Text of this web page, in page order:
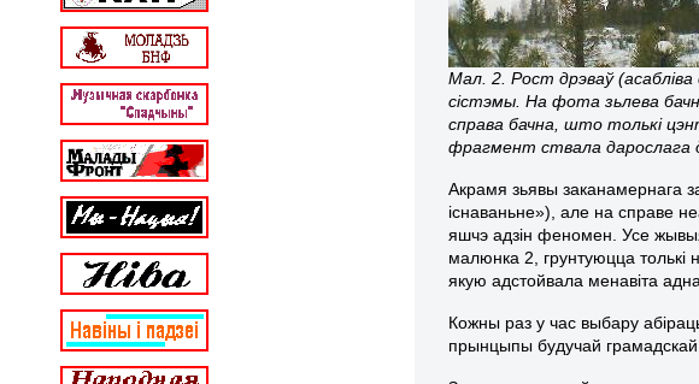
Мал. 2. Рост дрэваў (асабліва
сістэмы. На фота зьлева
справа бачна, што толькі
фрагмент ствала дарослага
Акрамя зьявы заканамернага
існаваньне»), але на справе
яшчэ адзін феномен. Усе
малюнка 2, грунтуюцца толькі
якую адстойвала менавіта
Кожны раз у час выбару
прынцыпы будучай грамадскай